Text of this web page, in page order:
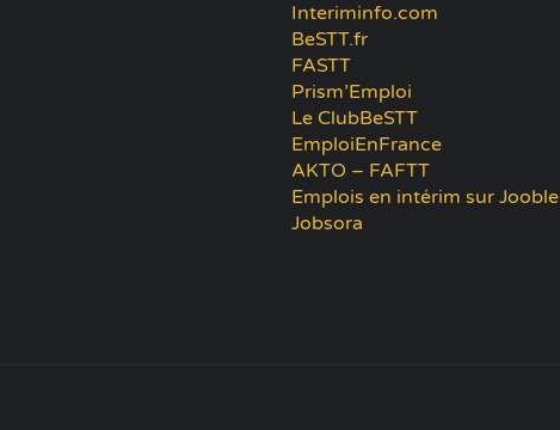
Interiminfo.com
BeSTT.fr
FASTT
Prism’Emploi
Le ClubBeSTT
EmploiEnFrance
AKTO – FAFTT
Emplois en intérim sur Jooble
Jobsora